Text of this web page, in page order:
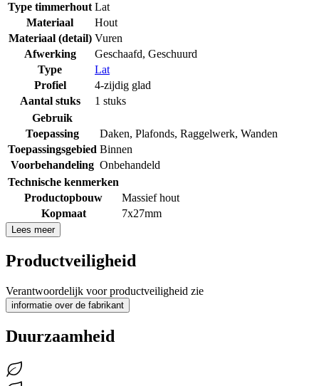
Type timmerhout Lat
Materiaal
Hout
Materiaal (detail) Vuren
Afwerking
Geschaafd, Geschuurd
Type
Lat
Profiel
4-zijdig glad
Aantal stuks
1 stuks
Gebruik
Toepassing
Daken, Plafonds, Raggelwerk, Wanden
Toepassingsgebied Binnen
Voorbehandeling Onbehandeld
Technische kenmerken
Productopbouw
Massief hout
Kopmaat
7x27mm
Lees meer
Productveiligheid
Verantwoordelijk voor productveiligheid zie
informatie over de fabrikant
Duurzaamheid